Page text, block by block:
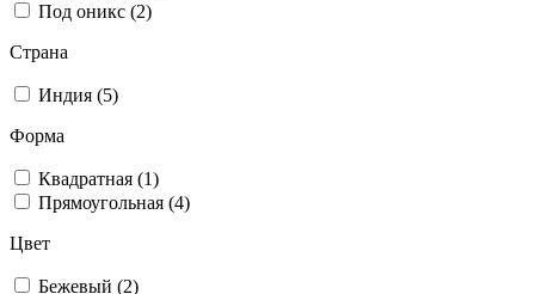
Под оникс (2)
Страна
Индия (5)
Форма
Квадратная (1)
Прямоугольная (4)
Цвет
Бежевый (2)